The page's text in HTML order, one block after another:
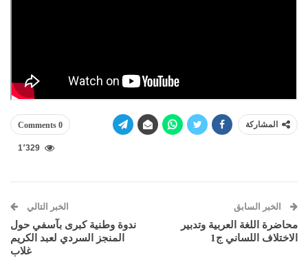
المشاركة 0 Comments
1٬329
الخبر السابق
محاضرة اللغة العربية وتدبير
الاختلاف اللساني ج1
الخبر التالي
ندوة وطنية كبرى بآسفي حول
المنجز السردي لعبد الكريم
غلاب